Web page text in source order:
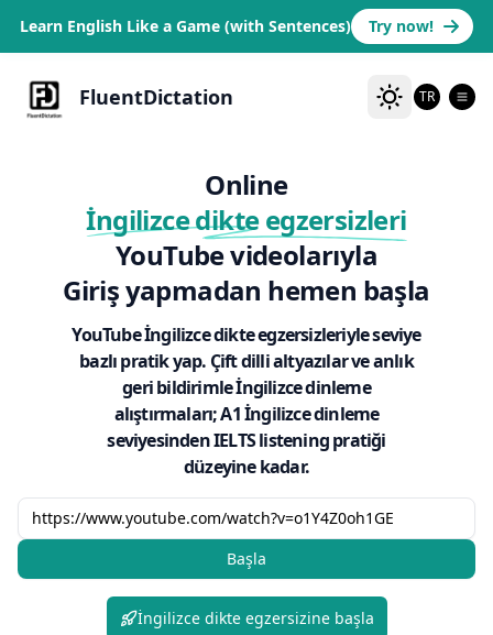
Learn English Like a Game (with Sentences) Try now!
FluentDictation TR
Online
İngilizce dikte egzersizleri
YouTube videolarıyla
Giriş yapmadan hemen başla
YouTube İngilizce dikte egzersizleriyle seviye
bazlı pratik yap. Çift dilli altyazılar ve anlık
geri bildirimle İngilizce dinleme
alıştırmaları; A1 İngilizce dinleme
seviyesinden IELTS listening pratiği
düzeyine kadar.
Başla
İngilizce dikte egzersizine başla